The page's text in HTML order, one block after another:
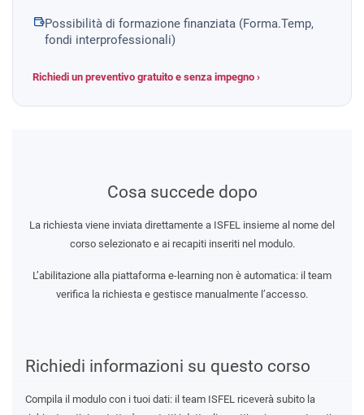
Possibilità di formazione finanziata (Forma.Temp,
fondi interprofessionali)
Richiedi un preventivo gratuito e senza impegno ›
Richiedi informazioni su questo corso
Compila il modulo con i tuoi dati: il team ISFEL riceverà subito la
Cosa succede dopo
La richiesta viene inviata direttamente a ISFEL insieme al nome del
corso selezionato e ai recapiti inseriti nel modulo.
L’abilitazione alla piattaforma e-learning non è automatica: il team
verifica la richiesta e gestisce manualmente l’accesso.